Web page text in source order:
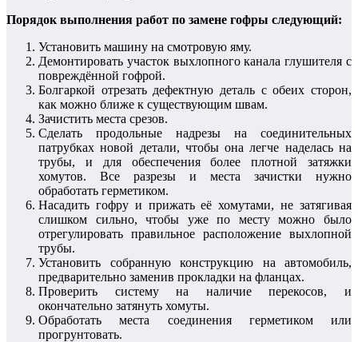
Порядок выполнения работ по замене гофры следующий:
Установить машину на смотровую яму.
Демонтировать участок выхлопного канала глушителя с
повреждённой гофрой.
Болгаркой отрезать дефектную деталь с обеих сторон,
как можно ближе к существующим швам.
Зачистить места срезов.
Сделать продольные надрезы на соединительных
патрубках новой детали, чтобы она легче наделась на
трубы, и для обеспечения более плотной затяжки
хомутов. Все разрезы и места зачистки нужно
обработать герметиком.
Насадить гофру и прижать её хомутами, не затягивая
слишком сильно, чтобы уже по месту можно было
отрегулировать правильное расположение выхлопной
трубы.
Установить собранную конструкцию на автомобиль,
предварительно заменив прокладки на фланцах.
Проверить систему на наличие перекосов, и
окончательно затянуть хомуты.
Обработать места соединения герметиком или
прогрунтовать.